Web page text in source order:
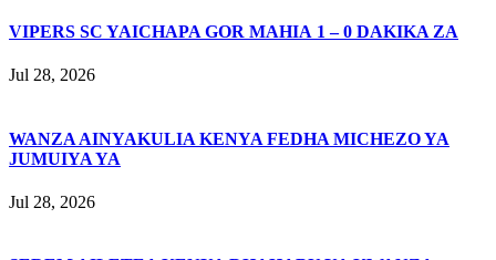
VIPERS SC YAICHAPA GOR MAHIA 1 – 0 DAKIKA ZA
Jul 28, 2026
WANZA AINYAKULIA KENYA FEDHA MICHEZO YA
JUMUIYA YA
Jul 28, 2026